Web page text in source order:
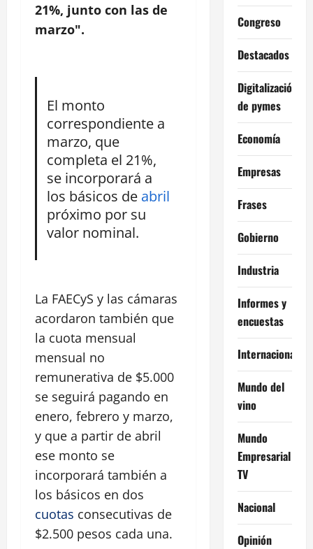
21%, junto con las de
marzo".
El monto
correspondiente a
marzo, que
completa el 21%,
se incorporará a
los básicos de abril
próximo por su
valor nominal.
La FAECyS y las cámaras
acordaron también que
la cuota mensual
mensual no
remunerativa de $5.000
se seguirá pagando en
enero, febrero y marzo,
y que a partir de abril
ese monto se
incorporará también a
los básicos en dos
cuotas consecutivas de
$2.500 pesos cada una.
Congreso
Destacados
Digitalización
de pymes
Economía
Empresas
Frases
Gobierno
Industria
Informes y
encuestas
Internacional
Mundo del
vino
Mundo
Empresarial
TV
Nacional
Opinión